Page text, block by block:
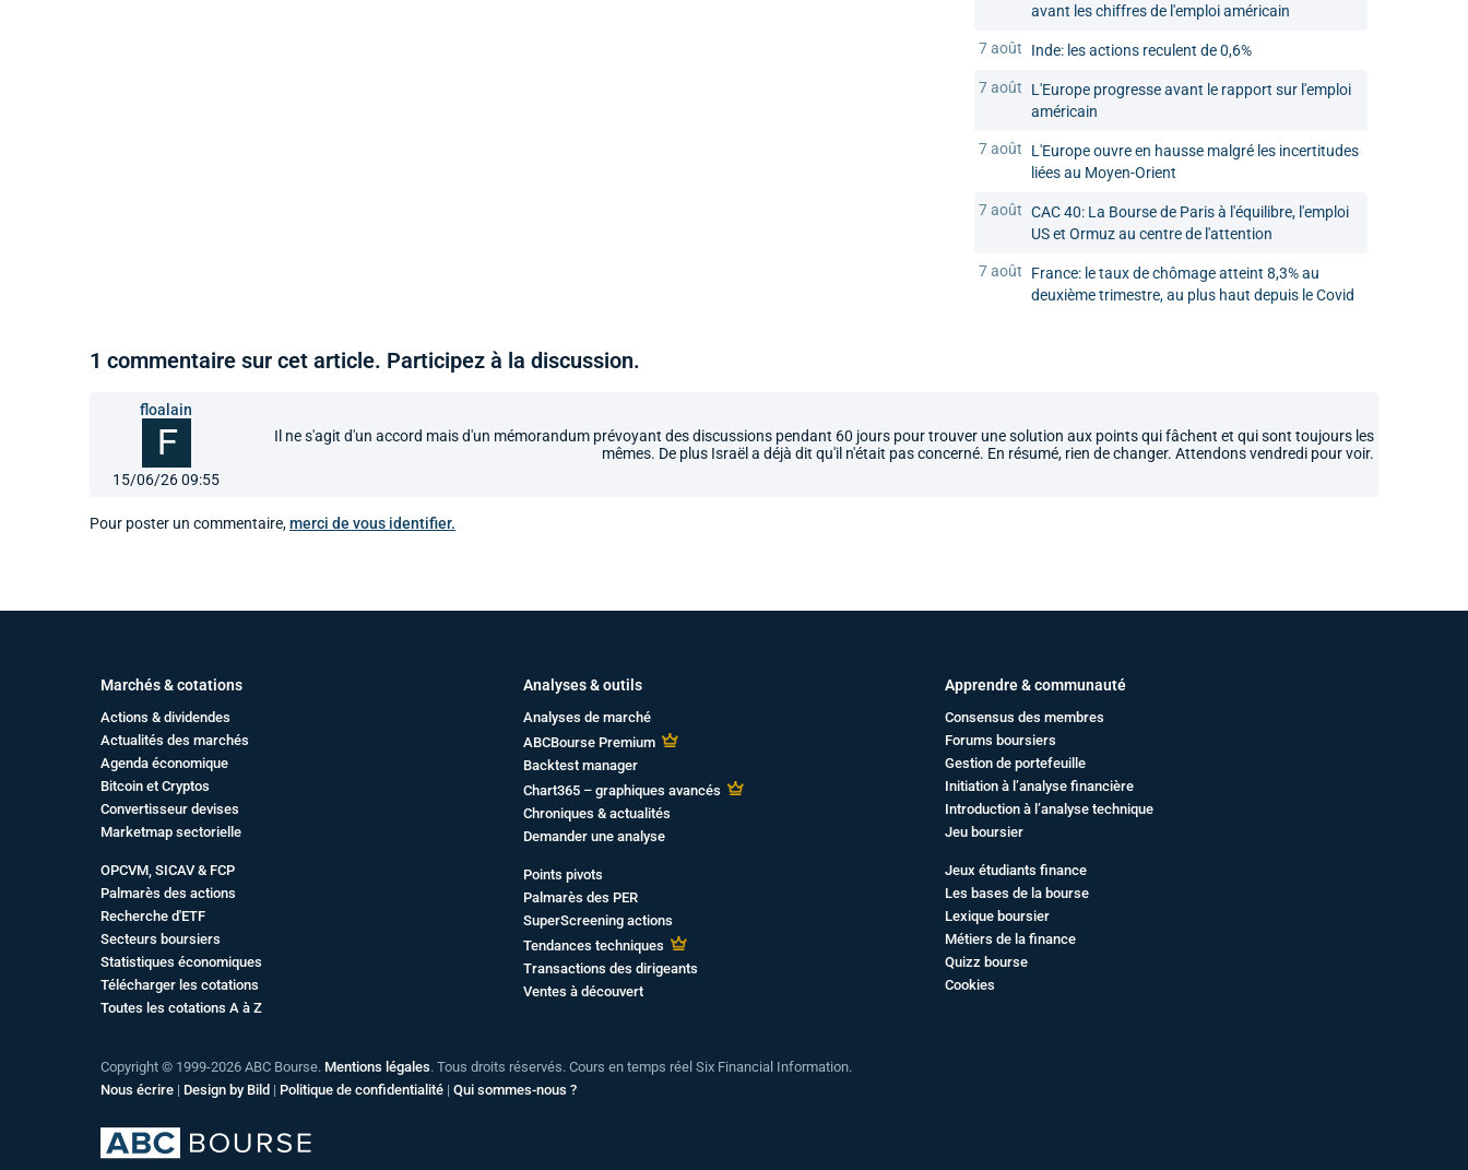
avant les chiffres de l'emploi américain
7 août Inde: les actions reculent de 0,6%
7 août
L'Europe progresse avant le rapport sur l'emploi
américain
7 août
L'Europe ouvre en hausse malgré les incertitudes
liées au Moyen-Orient
7 août CAC 40: La Bourse de Paris à l'équilibre, l'emploi
US et Ormuz au centre de l'attention
7 août
France: le taux de chômage atteint 8,3% au
deuxième trimestre, au plus haut depuis le Covid
1 commentaire sur cet article. Participez à la discussion.
floalain
15/06/26 09:55
Il ne s'agit d'un accord mais d'un mémorandum prévoyant des discussions pendant 60 jours pour trouver une solution aux points qui fâchent et qui sont toujours les
mêmes. De plus Israël a déjà dit qu'il n'était pas concerné. En résumé, rien de changer. Attendons vendredi pour voir.
Pour poster un commentaire,merci de vous identifier.
Marchés & cotations
Actions & dividendes
Actualités des marchés
Agenda économique
Bitcoin et Cryptos
Convertisseur devises
Marketmap sectorielle
OPCVM, SICAV & FCP
Palmarès des actions
Recherche d'ETF
Secteurs boursiers
Statistiques économiques
Télécharger les cotations
Toutes les cotations A à Z
Analyses & outils
Analyses de marché
ABCBourse Premium
Backtest manager
Chart365 – graphiques avancés
Chroniques & actualités
Demander une analyse
Points pivots
Palmarès des PER
SuperScreening actions
Tendances techniques
Transactions des dirigeants
Ventes à découvert
Apprendre & communauté
Consensus des membres
Forums boursiers
Gestion de portefeuille
Initiation à l’analyse financière
Introduction à l’analyse technique
Jeu boursier
Jeux étudiants finance
Les bases de la bourse
Lexique boursier
Métiers de la finance
Quizz bourse
Cookies
Copyright © 1999-2026 ABC Bourse. Mentions légales. Tous droits réservés. Cours en temps réel Six Financial Information.
Nous écrire | Design by Bild | Politique de confidentialité | Qui sommes-nous ?